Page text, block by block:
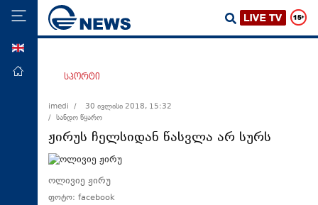
მთავარი
ეკონომიკა
მსოფლიო
ჯანდაცვა
სპორტი
imedi /
30 ივლისი 2018, 15:32
/ სანდო წყარო
ჟირუს ჩელსიდან წასვლა არ სურს
ოლივიე ჟირუ
ფოტო: facebook